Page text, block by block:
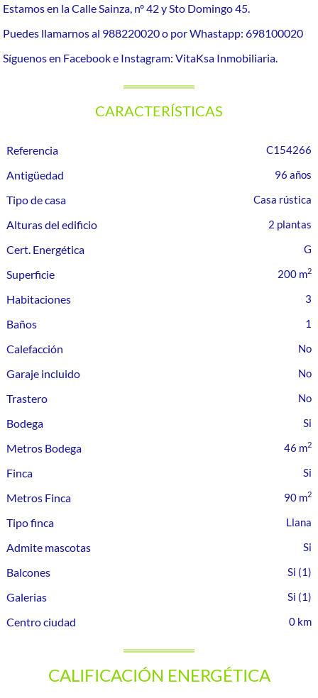
Estamos en la Calle Sainza, nº 42 y Sto Domingo 45.
Puedes llamarnos al 988220020 o por Whastapp: 698100020
Síguenos en Facebook e Instagram: VitaKsa Inmobiliaria.
CARACTERÍSTICAS
Referencia C154266
Antigüedad 96 años
Tipo de casa Casa rústica
Alturas del edificio 2 plantas
Cert. Energética G
Superficie 200 m2
Habitaciones 3
Baños 1
Calefacción
Garaje incluido
Trastero
Bodega
Metros Bodega
46 m2
Finca
Metros Finca
90 m2
Tipo finca Llana
Admite mascotas
Balcones
(1)
Galerias (1)
Centro ciudad 0 km
CALIFICACIÓN ENERGÉTICA